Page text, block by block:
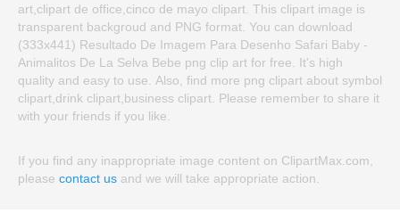
art,clipart de office,cinco de mayo clipart. This clipart image is
transparent backgroud and PNG format. You can download
(333x441) Resultado De Imagem Para Desenho Safari Baby -
Animalitos De La Selva Bebe png clip art for free. It's high
quality and easy to use. Also, find more png clipart about symbol
clipart,drink clipart,business clipart. Please remember to share it
with your friends if you like.
If you find any inappropriate image content on ClipartMax.com,
please contact us and we will take appropriate action.